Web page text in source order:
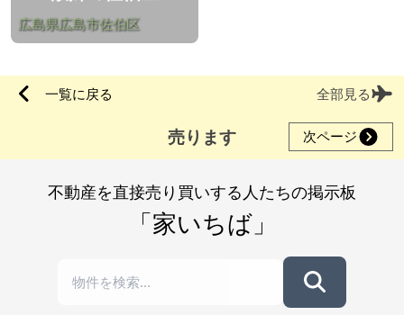
広島県広島市佐伯区
一覧に戻る 全部見る
売ります 次ページ
不動産を直接売り買いする人たちの掲示板
「家いちば」